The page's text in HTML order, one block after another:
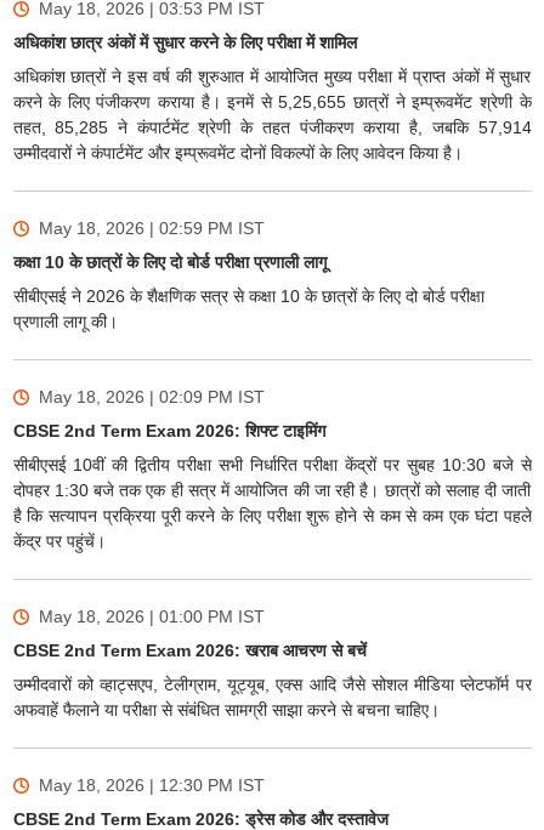
May 18, 2026 | 03:53 PM IST
अधिकांश छात्र अंकों में सुधार करने के लिए परीक्षा में शामिल
अधिकांश छात्रों ने इस वर्ष की शुरुआत में आयोजित मुख्य परीक्षा में प्राप्त अंकों में सुधार
करने के लिए पंजीकरण कराया है। इनमें से 5,25,655 छात्रों ने इम्प्रूवमेंट श्रेणी के
तहत, 85,285 ने कंपार्टमेंट श्रेणी के तहत पंजीकरण कराया है, जबकि 57,914
उम्मीदवारों ने कंपार्टमेंट और इम्प्रूवमेंट दोनों विकल्पों के लिए आवेदन किया है।
May 18, 2026 | 02:59 PM IST
कक्षा 10 के छात्रों के लिए दो बोर्ड परीक्षा प्रणाली लागू
सीबीएसई ने 2026 के शैक्षणिक सत्र से कक्षा 10 के छात्रों के लिए दो बोर्ड परीक्षा
प्रणाली लागू की।
May 18, 2026 | 02:09 PM IST
CBSE 2nd Term Exam 2026: शिफ्ट टाइमिंग
सीबीएसई 10वीं की द्वितीय परीक्षा सभी निर्धारित परीक्षा केंद्रों पर सुबह 10:30 बजे से
दोपहर 1:30 बजे तक एक ही सत्र में आयोजित की जा रही है। छात्रों को सलाह दी जाती
है कि सत्यापन प्रक्रिया पूरी करने के लिए परीक्षा शुरू होने से कम से कम एक घंटा पहले
केंद्र पर पहुंचें।
May 18, 2026 | 01:00 PM IST
CBSE 2nd Term Exam 2026: खराब आचरण से बचें
उम्मीदवारों को व्हाट्सएप, टेलीग्राम, यूट्यूब, एक्स आदि जैसे सोशल मीडिया प्लेटफॉर्म पर
अफवाहें फैलाने या परीक्षा से संबंधित सामग्री साझा करने से बचना चाहिए।
May 18, 2026 | 12:30 PM IST
CBSE 2nd Term Exam 2026: ड्रेस कोड और दस्तावेज